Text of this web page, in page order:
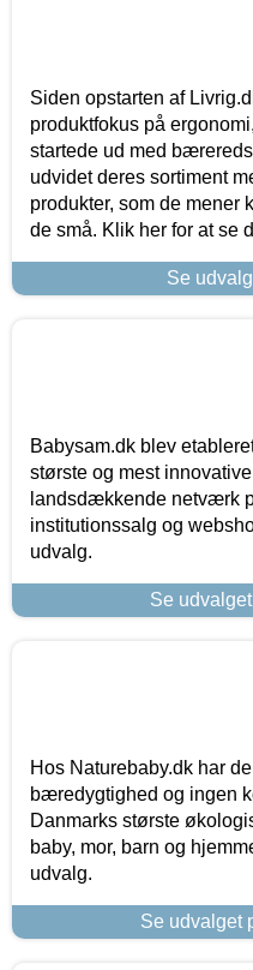
Siden opstarten af
produktfokus på
startede ud med
udvidet deres sortiment
produkter, som de mener
de små. Klik her for at se
Se
Babysam.dk blev
største og mest
landsdækkende netværk
institutionssalg og
udvalg.
Se
Hos Naturebaby.dk har
bæredygtighed og ingen
Danmarks største
baby, mor, barn og
udvalg.
Se udvalget